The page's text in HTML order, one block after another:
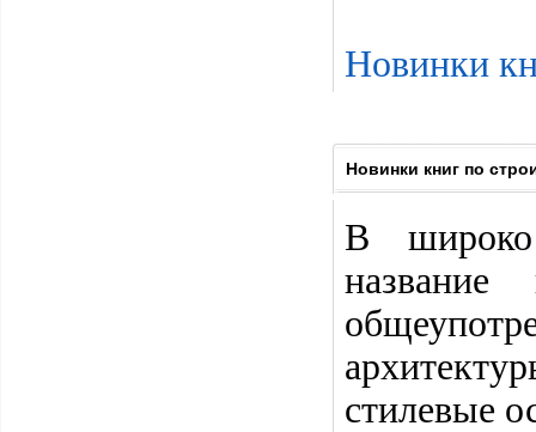
Новинки
Новинки книг по
В широко
стилевые